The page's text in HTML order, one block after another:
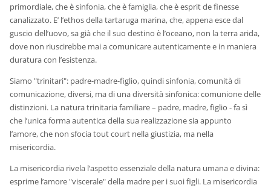
primordiale, che è sinfonia, che è famiglia, che è esprit de finesse
canalizzato. E’ l’ethos della tartaruga marina, che, appena esce dal
guscio dell’uovo, sa già che il suo destino è l’oceano, non la terra arida,
dove non riuscirebbe mai a comunicare autenticamente e in maniera
duratura con l’esistenza.
Siamo "trinitari": padre-madre-figlio, quindi sinfonia, comunità di
comunicazione, diversi, ma di una diversità sinfonica: comunione delle
distinzioni. La natura trinitaria familiare – padre, madre, figlio - fa sì
che l’unica forma autentica della sua realizzazione sia appunto
l’amore, che non sfocia tout court nella giustizia, ma nella
misericordia.
La misericordia rivela l’aspetto essenziale della natura umana e divina:
esprime l’amore "viscerale" della madre per i suoi figli. La misericordia